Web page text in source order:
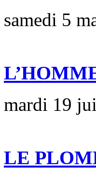
samedi 5
mardi 19
LE